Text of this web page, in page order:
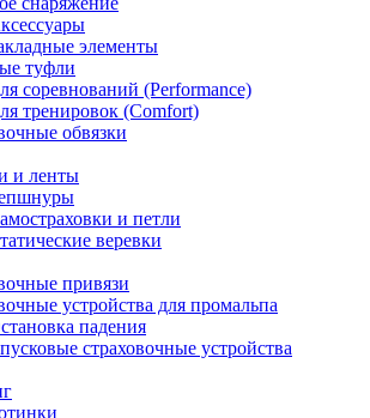
элементы
туфли
соревнований (Performance)
тренировок (Comfort)
обвязки
и ленты
и петли
веревки
привязи
устройства для промальпа
падения
страховочные устройства